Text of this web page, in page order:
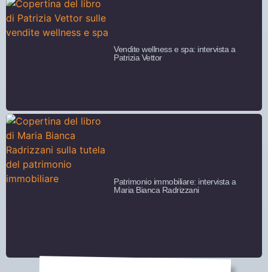
Vendite wellness e spa: intervista a
Patrizia Vettor
Patrimonio immobiliare: intervista a
Maria Bianca Radrizzani